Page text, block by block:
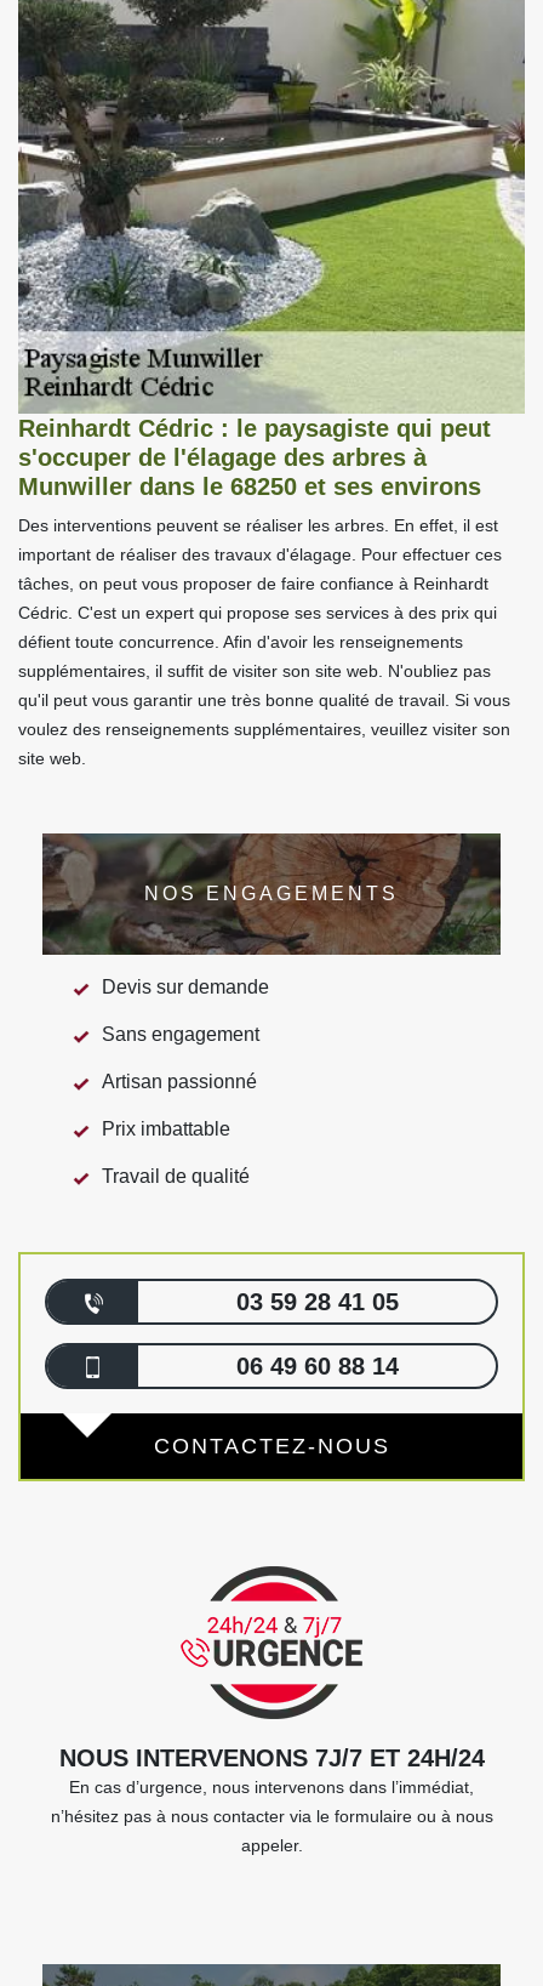
Reinhardt Cédric : le paysagiste qui peut
s'occuper de l'élagage des arbres à
Munwiller dans le 68250 et ses environs
Des interventions peuvent se réaliser les arbres. En effet, il est
important de réaliser des travaux d'élagage. Pour effectuer ces
tâches, on peut vous proposer de faire confiance à Reinhardt
Cédric. C'est un expert qui propose ses services à des prix qui
défient toute concurrence. Afin d'avoir les renseignements
supplémentaires, il suffit de visiter son site web. N'oubliez pas
qu'il peut vous garantir une très bonne qualité de travail. Si vous
voulez des renseignements supplémentaires, veuillez visiter son
site web.
NOS ENGAGEMENTS
Devis sur demande
Sans engagement
Artisan passionné
Prix imbattable
Travail de qualité
03 59 28 41 05
06 49 60 88 14
CONTACTEZ-NOUS
NOUS INTERVENONS 7J/7 ET 24H/24
En cas d’urgence, nous intervenons dans l’immédiat,
n’hésitez pas à nous contacter via le formulaire ou à nous
appeler.